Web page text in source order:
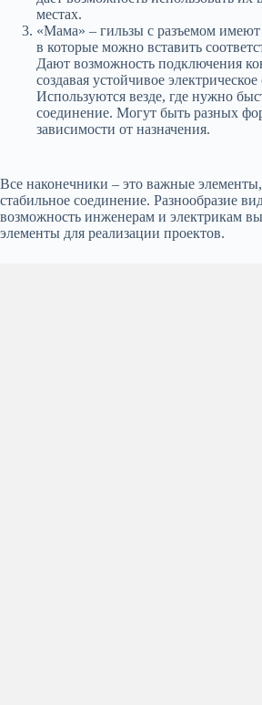
местах.
«Мама» – гильзы с разъемом
в которые можно вставить
Дают возможность подключения
создавая устойчивое
Используются везде, где нужно
соединение. Могут быть разных
зависимости от назначения.
Все наконечники – это важные
стабильное соединение. Разнообразие
возможность инженерам и электрикам
элементы для реализации проектов.